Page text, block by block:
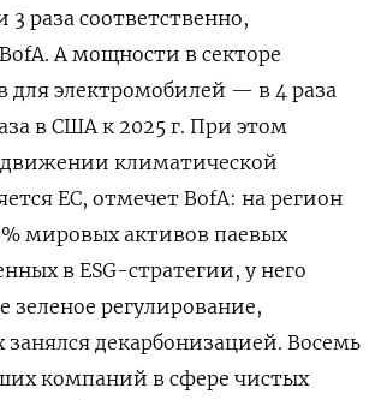
раза соответственно,
А мощности в секторе
для электромобилей — в 4 раза
в США к 2025 г. При этом
климатической
ЕС, отмечет BofA: на регион
мировых активов паевых
в ESG-стратегии, у него
зеленое регулирование,
занялся декарбонизацией. Восемь
компаний в сфере чистых